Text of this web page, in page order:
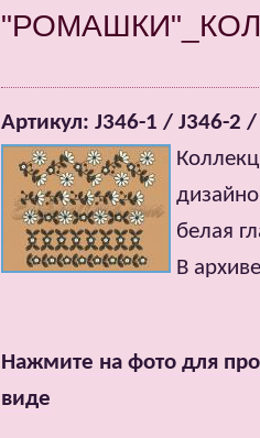
Артикул: J346-1 / J346-2
белая
В
Нажмите на фото для
виде